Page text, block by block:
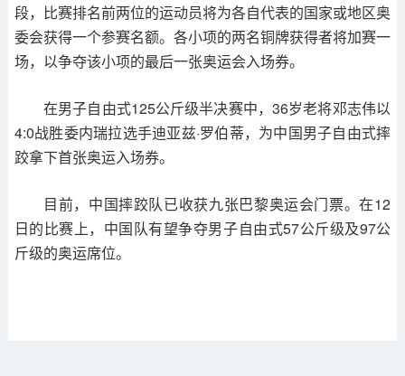
段，比赛排名前两位的运动员将为各自代表的国家或地区奥
委会获得一个参赛名额。各小项的两名铜牌获得者将加赛一
场，以争夺该小项的最后一张奥运会入场券。
在男子自由式125公斤级半决赛中，36岁老将邓志伟以
4:0战胜委内瑞拉选手迪亚兹·罗伯蒂，为中国男子自由式摔
跤拿下首张奥运入场券。
目前，中国摔跤队已收获九张巴黎奥运会门票。在12
日的比赛上，中国队有望争夺男子自由式57公斤级及97公
斤级的奥运席位。